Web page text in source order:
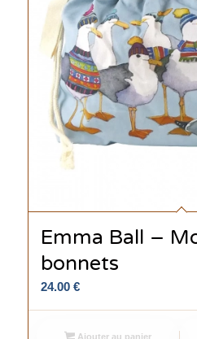
Emma Ball –
bonnets
24.00 €
Ajouter au panier